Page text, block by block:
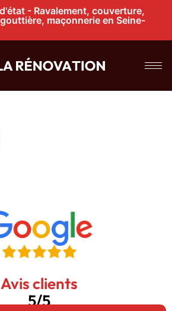
- Ravalement, couverture,
maçonnerie en Seine-
toiture à
Avis clients
5/5